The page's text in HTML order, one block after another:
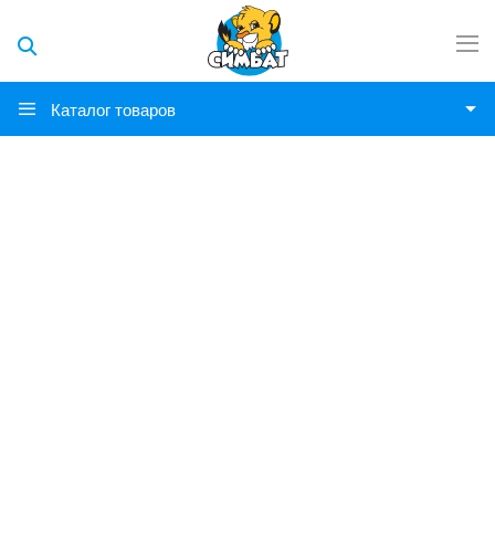
Каталог товаров